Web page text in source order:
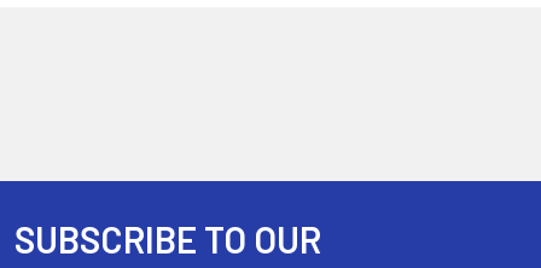
Footer
SUBSCRIBE TO OUR